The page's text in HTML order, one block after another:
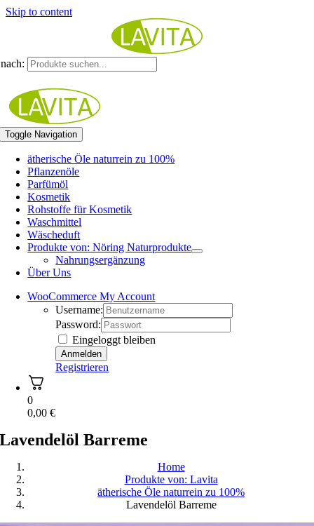
Skip to content
Toggle Navigation
ätherische Öle naturrein zu 100%
Pflanzenöle
Parfümöl
Kosmetik
Rohstoffe für Kosmetik
Waschmittel
Wäscheduft
Produkte von: Nöring Naturprodukte
Nahrungsergänzung
Über Uns
WooCommerce My Account
Username:
Password:
Eingeloggt bleiben
Registrieren
0
0,00€
Lavendelöl Barreme
Home
Produkte von: Lavita
ätherische Öle naturrein zu 100%
Lavendelöl Barreme